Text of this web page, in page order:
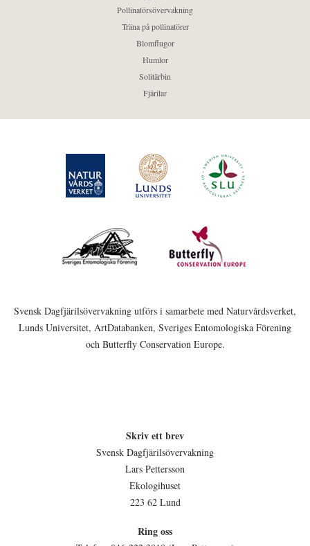
Pollinatörsövervakning
Träna på pollinatörer
Blomflugor
Humlor
Solitärbin
Fjärilar
Svensk Dagfjärilsövervakning utförs i samarbete med Naturvårdsverket,
Lunds Universitet, ArtDatabanken, Sveriges Entomologiska Förening
och Butterfly Conservation Europe.
Skriv ett brev
Svensk Dagfjärilsövervakning
Lars Pettersson
Ekologihuset
223 62 Lund
Ring oss